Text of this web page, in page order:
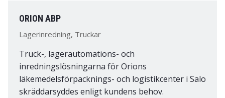
ORION ABP
Lagerinredning, Truckar
Truck-, lagerautomations- och
inredningslösningarna för Orions
läkemedelsförpacknings- och logistikcenter i Salo
skräddarsyddes enligt kundens behov.